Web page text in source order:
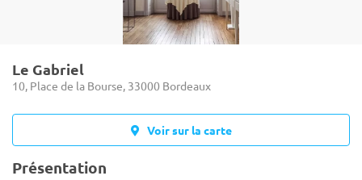
Le Gabriel
10, Place de la Bourse, 33000 Bordeaux
Voir sur la carte
Présentation